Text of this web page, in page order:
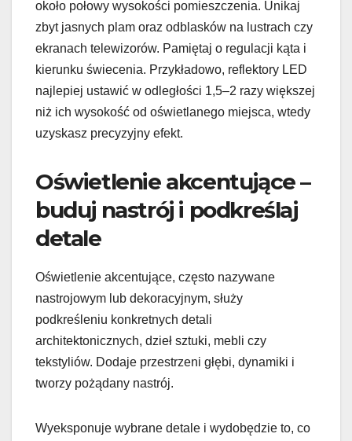
około połowy wysokości pomieszczenia. Unikaj
zbyt jasnych plam oraz odblasków na lustrach czy
ekranach telewizorów. Pamiętaj o regulacji kąta i
kierunku świecenia. Przykładowo, reflektory LED
najlepiej ustawić w odległości 1,5–2 razy większej
niż ich wysokość od oświetlanego miejsca, wtedy
uzyskasz precyzyjny efekt.
Oświetlenie akcentujące –
buduj nastrój i podkreślaj
detale
Oświetlenie akcentujące, często nazywane
nastrojowym lub dekoracyjnym, służy
podkreśleniu konkretnych detali
architektonicznych, dzieł sztuki, mebli czy
tekstyliów. Dodaje przestrzeni głębi, dynamiki i
tworzy pożądany nastrój.
Wyeksponuje wybrane detale i wydobędzie to, co